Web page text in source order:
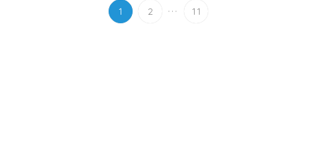
1 2 ... 11